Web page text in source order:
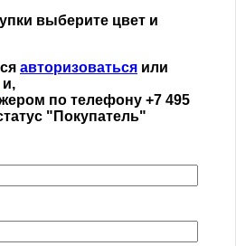
выберите цвет и
авторизоваться или
и,
по телефону +7 495
"Покупатель"